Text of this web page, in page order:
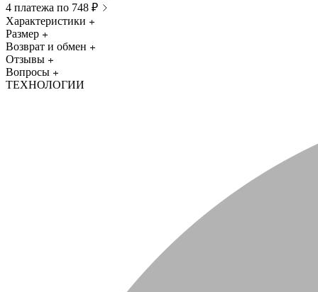
4 платежа по 748 ₽
Характеристики
Размер
Возврат и обмен
Отзывы
Вопросы
ТЕХНОЛОГИИ